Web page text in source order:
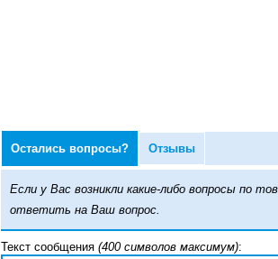
Остались вопросы? Отзывы
Если у Вас возникли какие-либо вопросы по
ответить на Ваш вопрос.
Текст сообщения (400 символов максимум):